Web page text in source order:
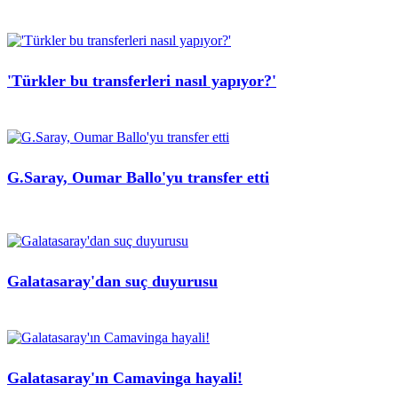
'Türkler bu transferleri nasıl yapıyor?'
G.Saray, Oumar Ballo'yu transfer etti
Galatasaray'dan suç duyurusu
Galatasaray'ın Camavinga hayali!